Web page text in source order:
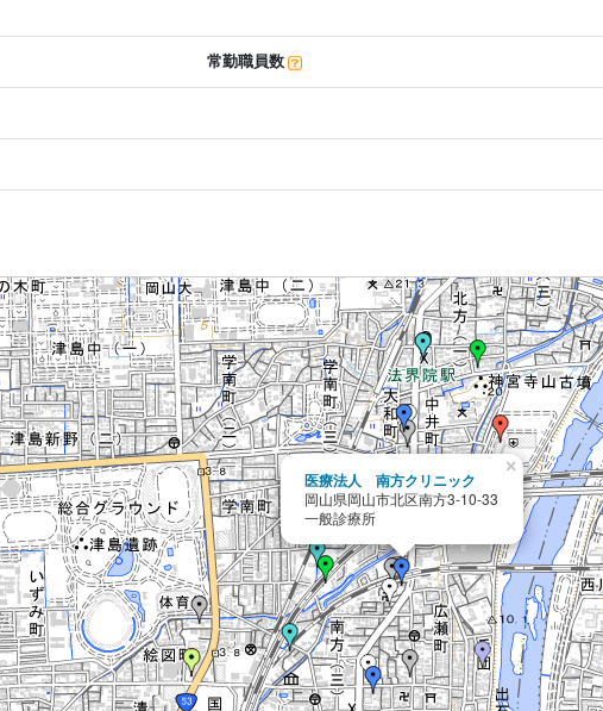
常勤職員数
医療法人 南方クリニック
岡山県岡山市北区南方3-10-33
一般診療所
×